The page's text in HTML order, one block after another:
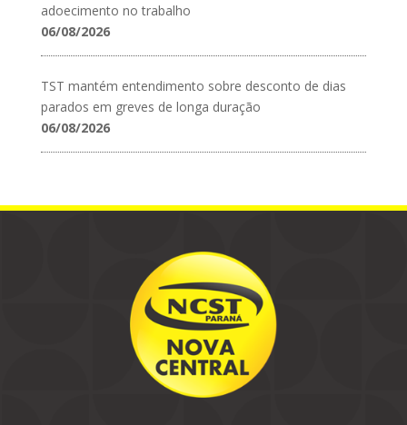
adoecimento no trabalho
06/08/2026
TST mantém entendimento sobre desconto de dias
parados em greves de longa duração
06/08/2026